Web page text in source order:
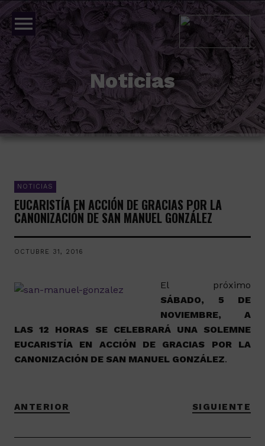
menu
Noticias
NOTICIAS
EUCARISTÍA EN ACCIÓN DE GRACIAS POR LA
CANONIZACIÓN DE SAN MANUEL GONZÁLEZ
OCTUBRE 31, 2016
El próximo
SÁBADO, 5 DE
NOVIEMBRE, A
LAS 12 HORAS SE CELEBRARÁ UNA SOLEMNE
EUCARISTÍA EN ACCIÓN DE GRACIAS POR LA
CANONIZACIÓN DE SAN MANUEL GONZÁLEZ.
ANTERIOR SIGUIENTE